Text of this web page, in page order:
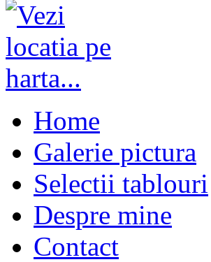
Home
Galerie pictura
Selectii tablouri
Despre mine
Contact